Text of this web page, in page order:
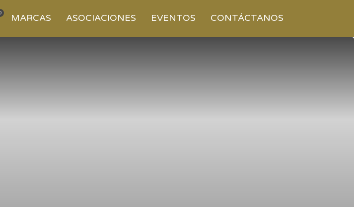
MARCAS ASOCIACIONES EVENTOS CONTÁCTANOS